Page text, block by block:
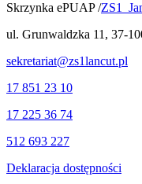
Skrzynka ePUAP /
ul. Grunwaldzka 11, 37-
sekretariat@zs1lancut.pl
17 851 23 10
17 225 36 74
512 693 227
Deklaracja dostępności